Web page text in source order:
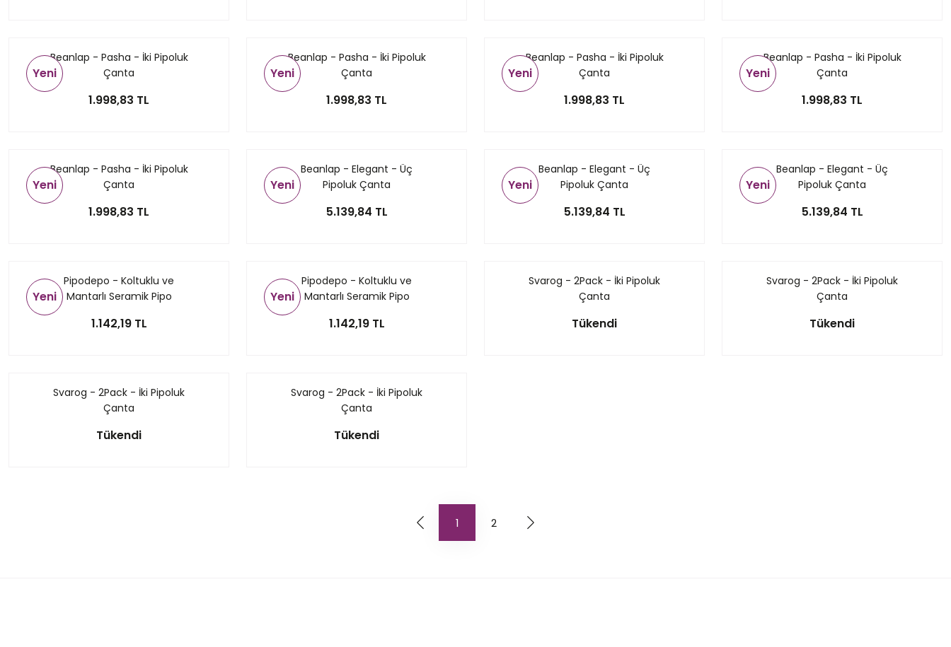
Yeni
Beanlap - Pasha - İki Pipoluk
Çanta
1.998,83 TL
Yeni
Beanlap - Pasha - İki Pipoluk
Çanta
1.998,83 TL
Yeni
Beanlap - Pasha - İki Pipoluk
Çanta
1.998,83 TL
Yeni
Beanlap - Pasha - İki Pipoluk
Çanta
1.998,83 TL
Yeni
Beanlap - Pasha - İki Pipoluk
Çanta
1.998,83 TL
Yeni
Beanlap - Elegant - Üç
Pipoluk Çanta
5.139,84 TL
Yeni
Beanlap - Elegant - Üç
Pipoluk Çanta
5.139,84 TL
Yeni
Beanlap - Elegant - Üç
Pipoluk Çanta
5.139,84 TL
Yeni
Pipodepo - Koltuklu ve
Mantarlı Seramik Pipo
1.142,19 TL
Yeni
Pipodepo - Koltuklu ve
Mantarlı Seramik Pipo
1.142,19 TL
Svarog - 2Pack - İki Pipoluk
Çanta
Tükendi
Svarog - 2Pack - İki Pipoluk
Çanta
Tükendi
Svarog - 2Pack - İki Pipoluk
Çanta
Tükendi
Svarog - 2Pack - İki Pipoluk
Çanta
Tükendi
1 2